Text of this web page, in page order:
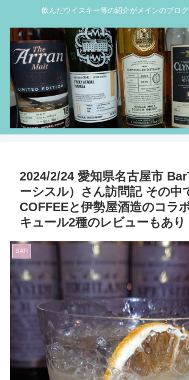
飲んだウイスキー等の紹介がメインのブログ
2024/2/24 愛知県名古屋市
ーシスル）さん訪問記 その中
COFFEEと伊勢屋酒造のコラ
キュール2種のレビューもあり
BAR